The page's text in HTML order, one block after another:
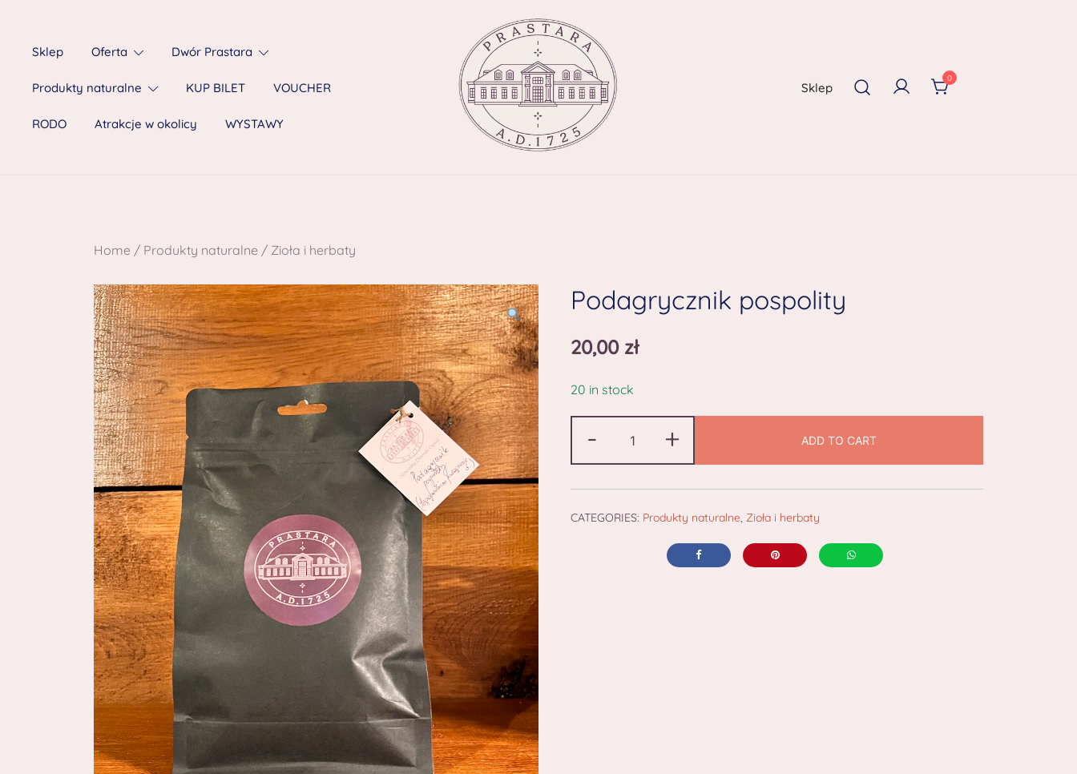
Sklep Oferta Dwór Prastara
Produkty naturalne KUP BILET VOUCHER
RODO Atrakcje w okolicy WYSTAWY
Sklep
0
Home / Produkty naturalne / Zioła i herbaty
Podagrycznik pospolity
20,00 zł
20 in stock
- + ADD TO CART
CATEGORIES: Produkty naturalne, Zioła i herbaty